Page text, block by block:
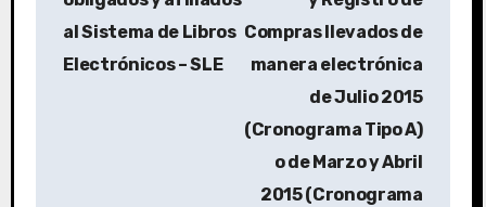
al Sistema de Libros
Electrónicos – SLE
Compras llevados de
manera electrónica
de Julio 2015
(Cronograma Tipo A)
o de Marzo y Abril
2015 (Cronograma